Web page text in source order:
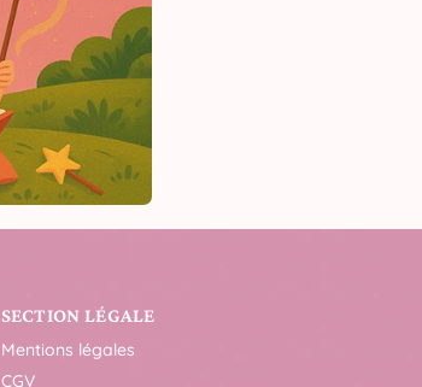
SECTION LÉGALE
Mentions légales
CGV